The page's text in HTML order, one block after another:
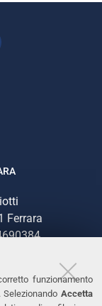
funzionamento
Accetta
Ferrara